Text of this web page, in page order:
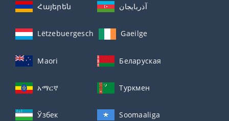
Հայերեն آذربايجان
Lëtzebuergesch Gaeilge
Maori Беларуская
አማርኛ Туркмен
Ўзбек Soomaaliga